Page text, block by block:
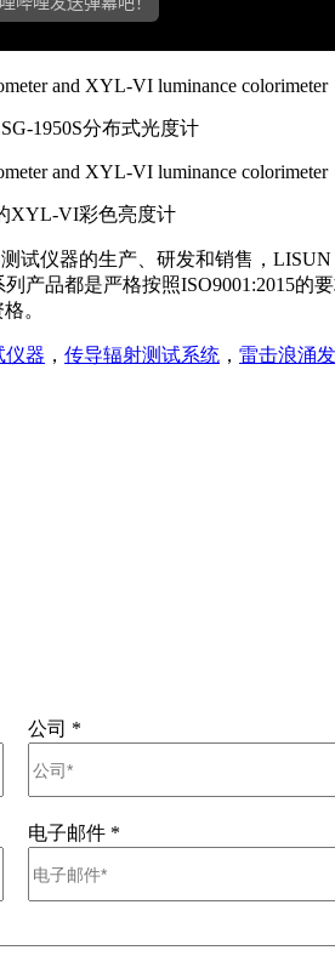
1950S分布式光度计
XYL-VI彩色亮度计
仪器的生产、研发和销售，
品都是严格按照ISO9001:2015的
。
仪器 ， 传导辐射测试系统 ， 雷击浪涌
公司 *
电子邮件 *